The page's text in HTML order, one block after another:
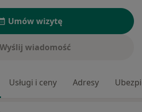
Umów wizytę
Wyślij wiadomość
Usługi i ceny Adresy